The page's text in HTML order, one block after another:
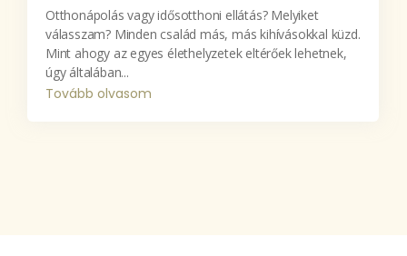
Otthonápolás vagy idősotthoni ellátás? Melyiket
válasszam? Minden család más, más kihívásokkal küzd.
Mint ahogy az egyes élethelyzetek eltérőek lehetnek,
úgy általában...
Tovább olvasom